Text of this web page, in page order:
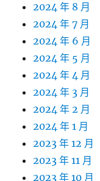
2024 年 8 月
2024 年 7 月
2024 年 6 月
2024 年 5 月
2024 年 4 月
2024 年 3 月
2024 年 2 月
2024 年 1 月
2023 年 12 月
2023 年 11 月
2023 年 10 月